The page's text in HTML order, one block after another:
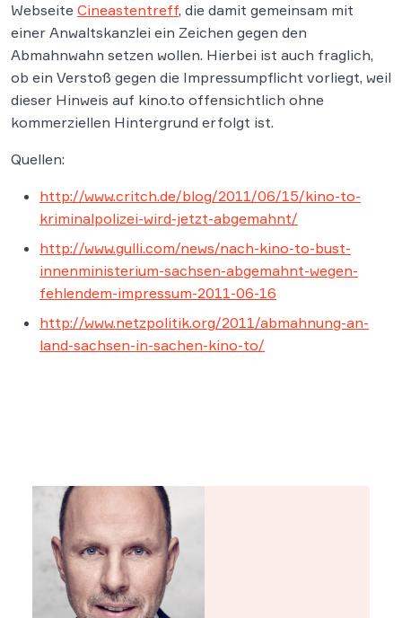
Webseite Cineastentreff, die damit gemeinsam mit
einer Anwaltskanzlei ein Zeichen gegen den
Abmahnwahn setzen wollen. Hierbei ist auch fraglich,
ob ein Verstoß gegen die Impressumpflicht vorliegt, weil
dieser Hinweis auf kino.to offensichtlich ohne
kommerziellen Hintergrund erfolgt ist.
Quellen:
http://www.critch.de/blog/2011/06/15/kino-to-
kriminalpolizei-wird-jetzt-abgemahnt/
http://www.gulli.com/news/nach-kino-to-bust-
innenministerium-sachsen-abgemahnt-wegen-
fehlendem-impressum-2011-06-16
http://www.netzpolitik.org/2011/abmahnung-an-
land-sachsen-in-sachen-kino-to/